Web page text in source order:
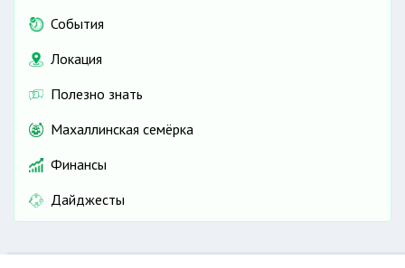
События
Локация
Полезно знать
Махаллинская семёрка
Финансы
Дайджесты